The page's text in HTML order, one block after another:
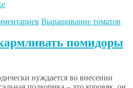
Выращивание томатов
помидоры
нуждается во внесении